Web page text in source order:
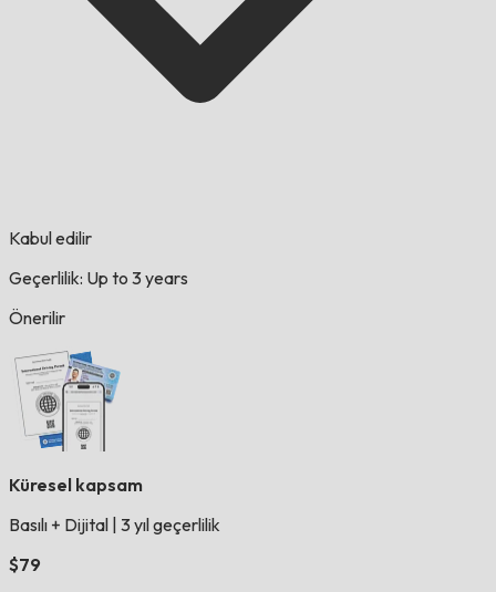
Kabul edilir
Geçerlilik: Up to 3 years
Önerilir
Küresel kapsam
Basılı + Dijital 3 yıl geçerlilik
$79